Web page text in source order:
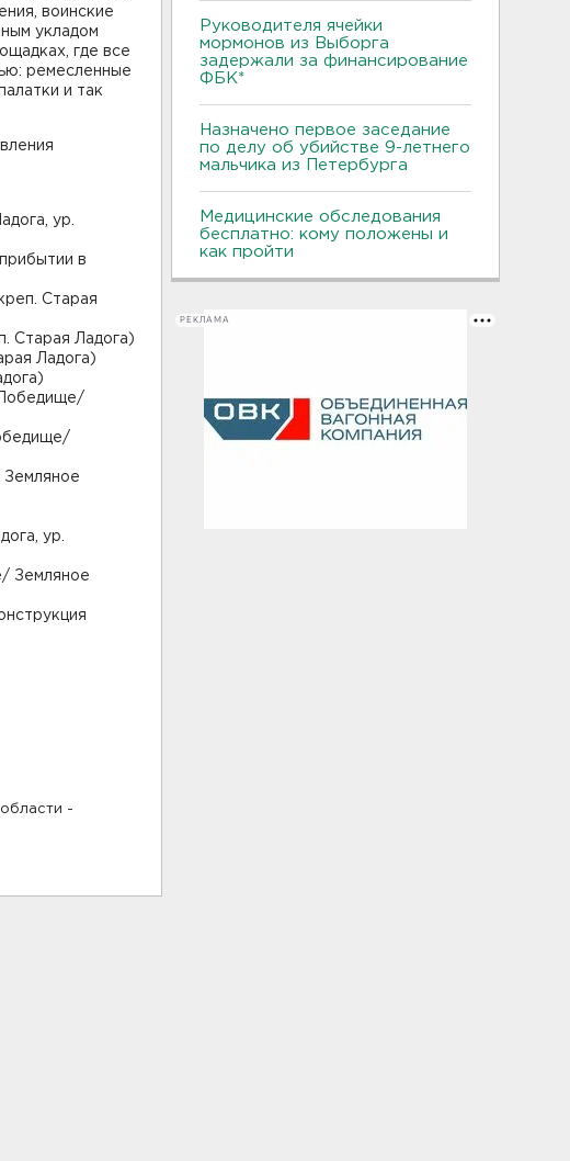
воинские
укладом
где все
ремесленные
и так
ур.
в
Старая
Старая Ладога)
Ладога)
Победище/
ур.
Земляное
-
Руководителя ячейки
мормонов из Выборга
задержали за финансирование
ФБК*
Назначено первое заседание
по делу об убийстве 9-летнего
мальчика из Петербурга
Медицинские обследования
бесплатно: кому положены и
как пройти
РЕКЛАМА